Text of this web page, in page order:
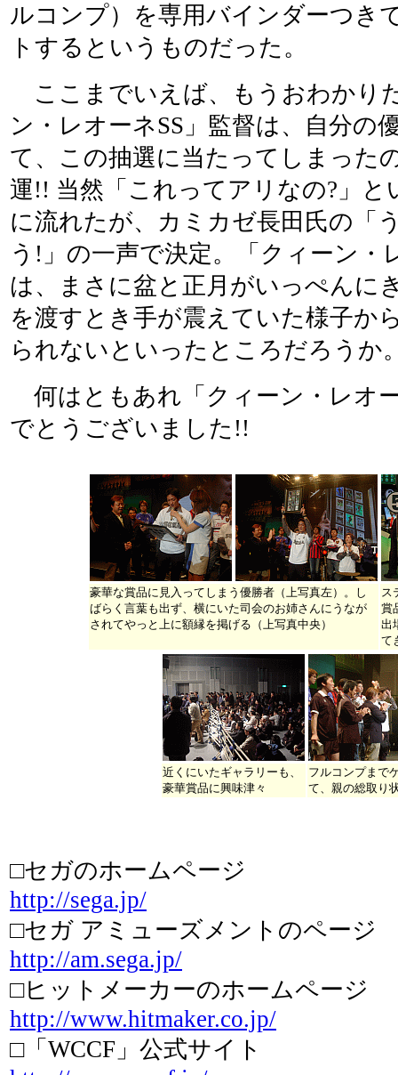
ルコンプ）を専用バインダーつき
トするというものだった。
ここまでいえば、もうおわかり
ン・レオーネSS」監督は、自分の
て、この抽選に当たってしまった
運!! 当然「これってアリなの?」と
に流れたが、カミカゼ長田氏の「
う!」の一声で決定。「クィーン・
は、まさに盆と正月がいっぺんに
を渡すとき手が震えていた様子か
られないといったところだろうか
何はともあれ「クィーン・レオ
でとうございました!!
豪華な賞品に見入ってしまう優勝者（上写真左）。し
ばらく言葉も出ず、横にいた司会のお姉さんにうなが
されてやっと上に額縁を掲げる（上写真中央）
ス
賞
出
て
近くにいたギャラリーも、
豪華賞品に興味津々
フルコンプまで
て、親の総取り
□セガのホームページ
http://sega.jp/
□セガ アミューズメントのページ
http://am.sega.jp/
□ヒットメーカーのホームページ
http://www.hitmaker.co.jp/
□「WCCF」公式サイト